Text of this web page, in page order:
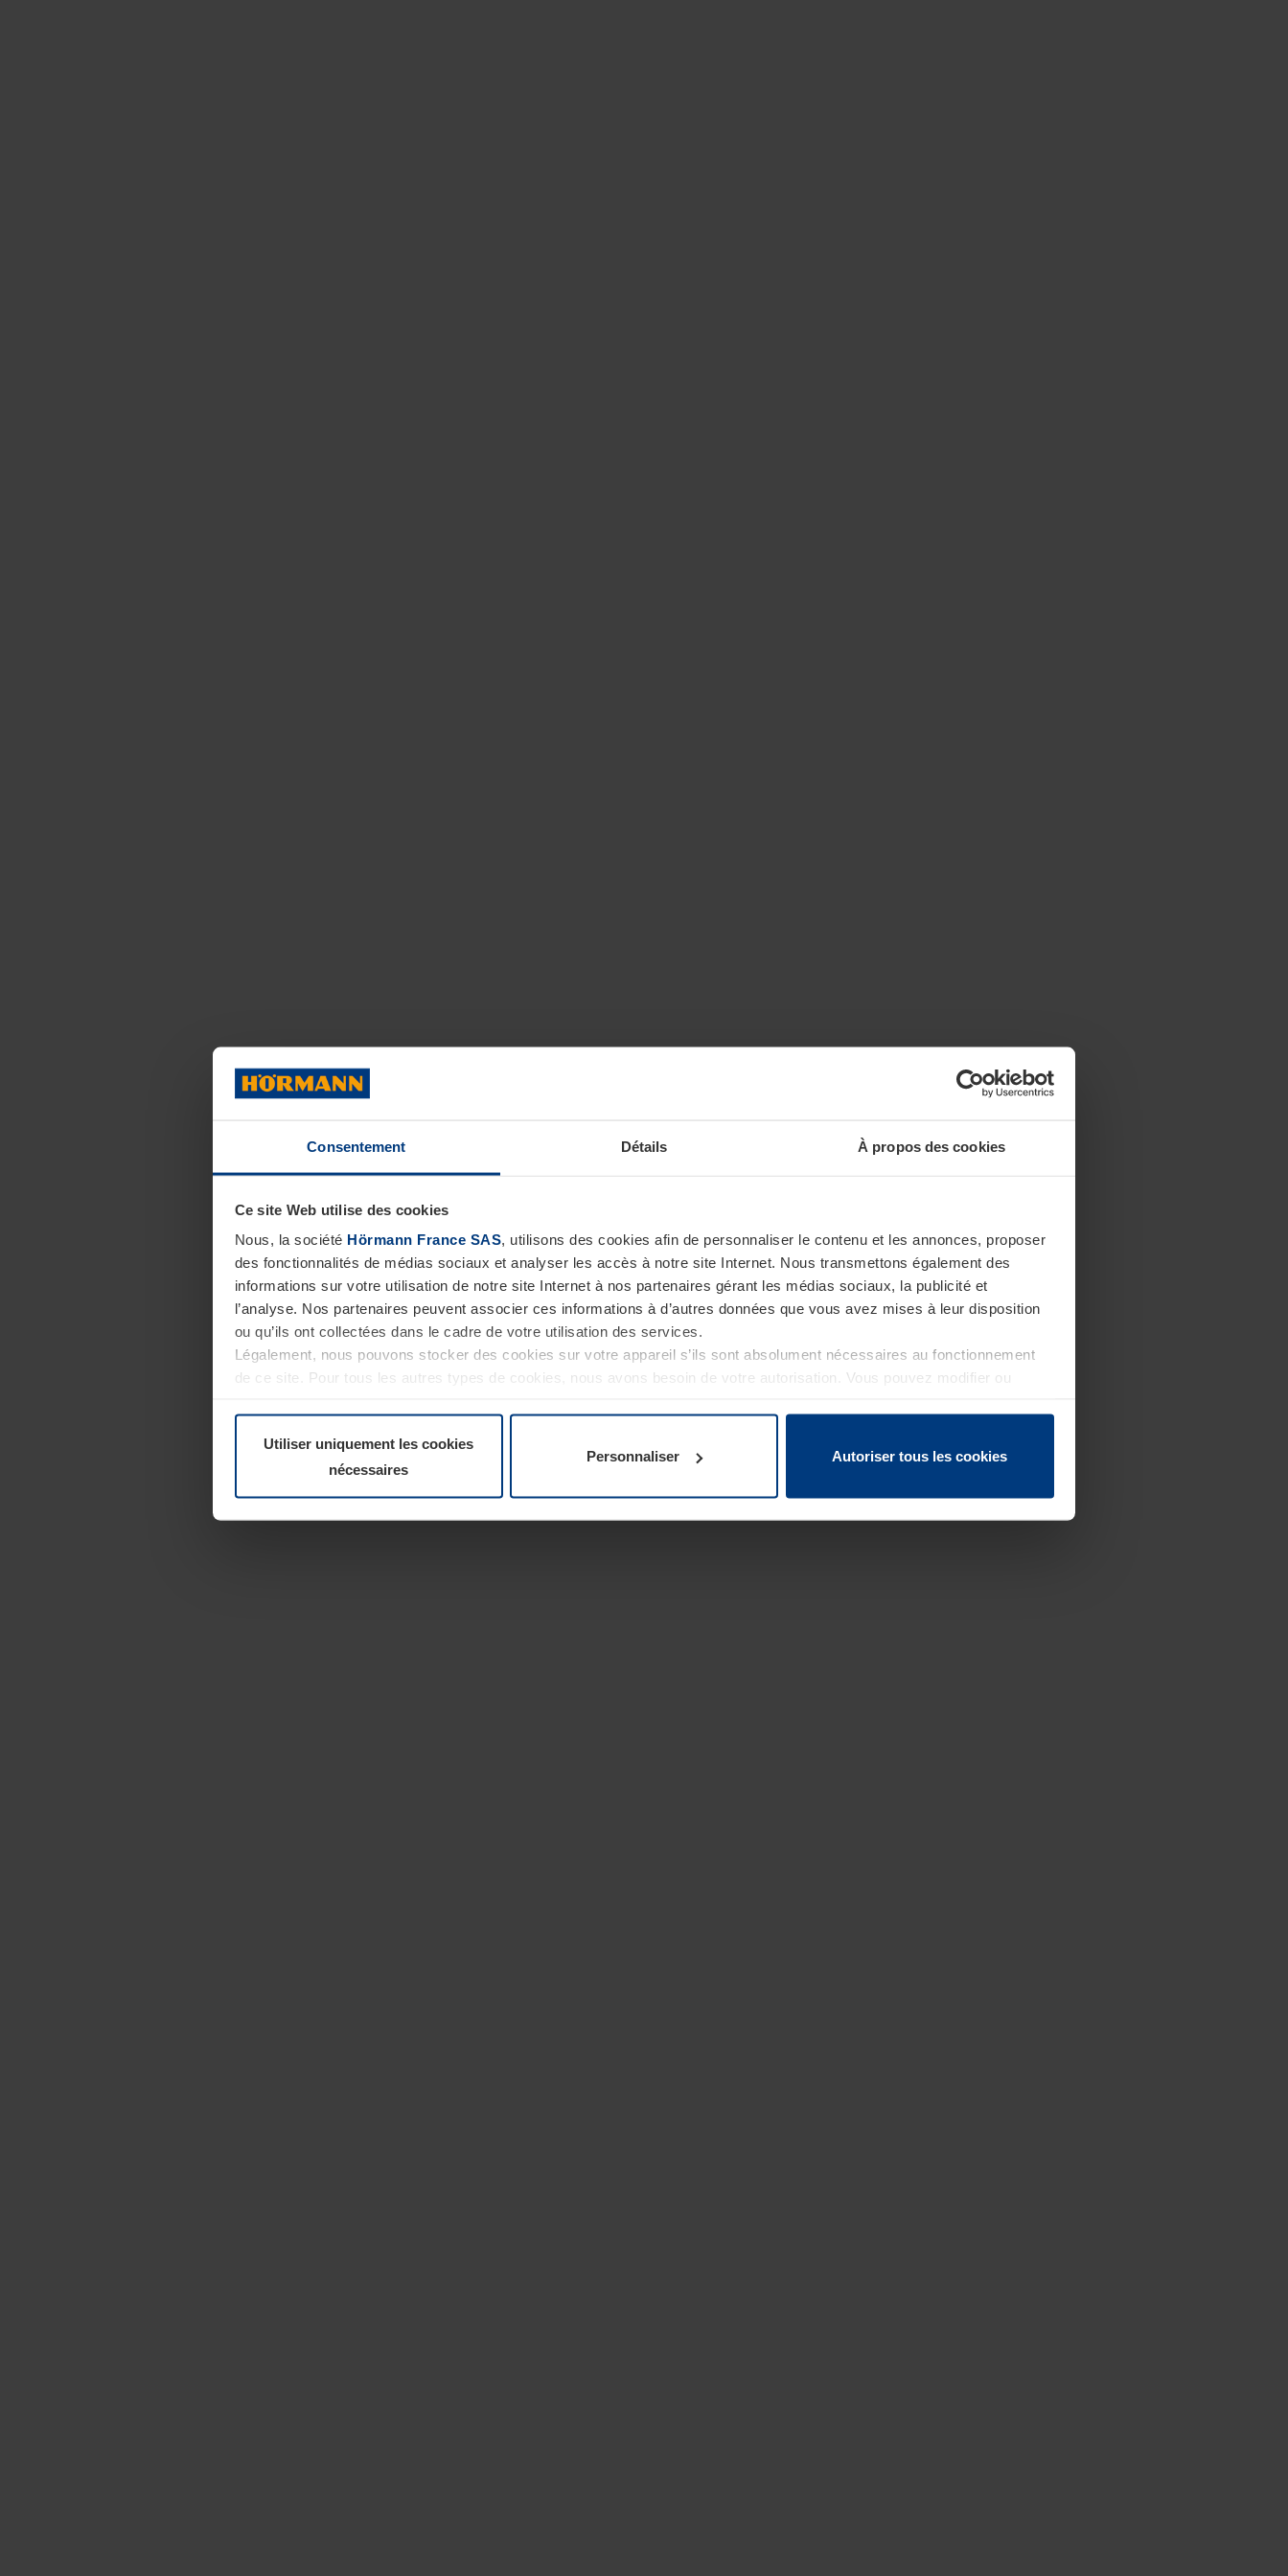
Consentement Détails À propos des cookies
Ce site Web utilise des cookies
Nous, la société Hörmann France SAS, utilisons des cookies afin de personnaliser le contenu et les annonces, proposer
des fonctionnalités de médias sociaux et analyser les accès à notre site Internet. Nous transmettons également des
informations sur votre utilisation de notre site Internet à nos partenaires gérant les médias sociaux, la publicité et
l’analyse. Nos partenaires peuvent associer ces informations à d’autres données que vous avez mises à leur disposition
ou qu’ils ont collectées dans le cadre de votre utilisation des services.
Légalement, nous pouvons stocker des cookies sur votre appareil s’ils sont absolument nécessaires au fonctionnement
de ce site. Pour tous les autres types de cookies, nous avons besoin de votre autorisation. Vous pouvez modifier ou
Utiliser uniquement les cookies
nécessaires
Personnaliser Autoriser tous les cookies